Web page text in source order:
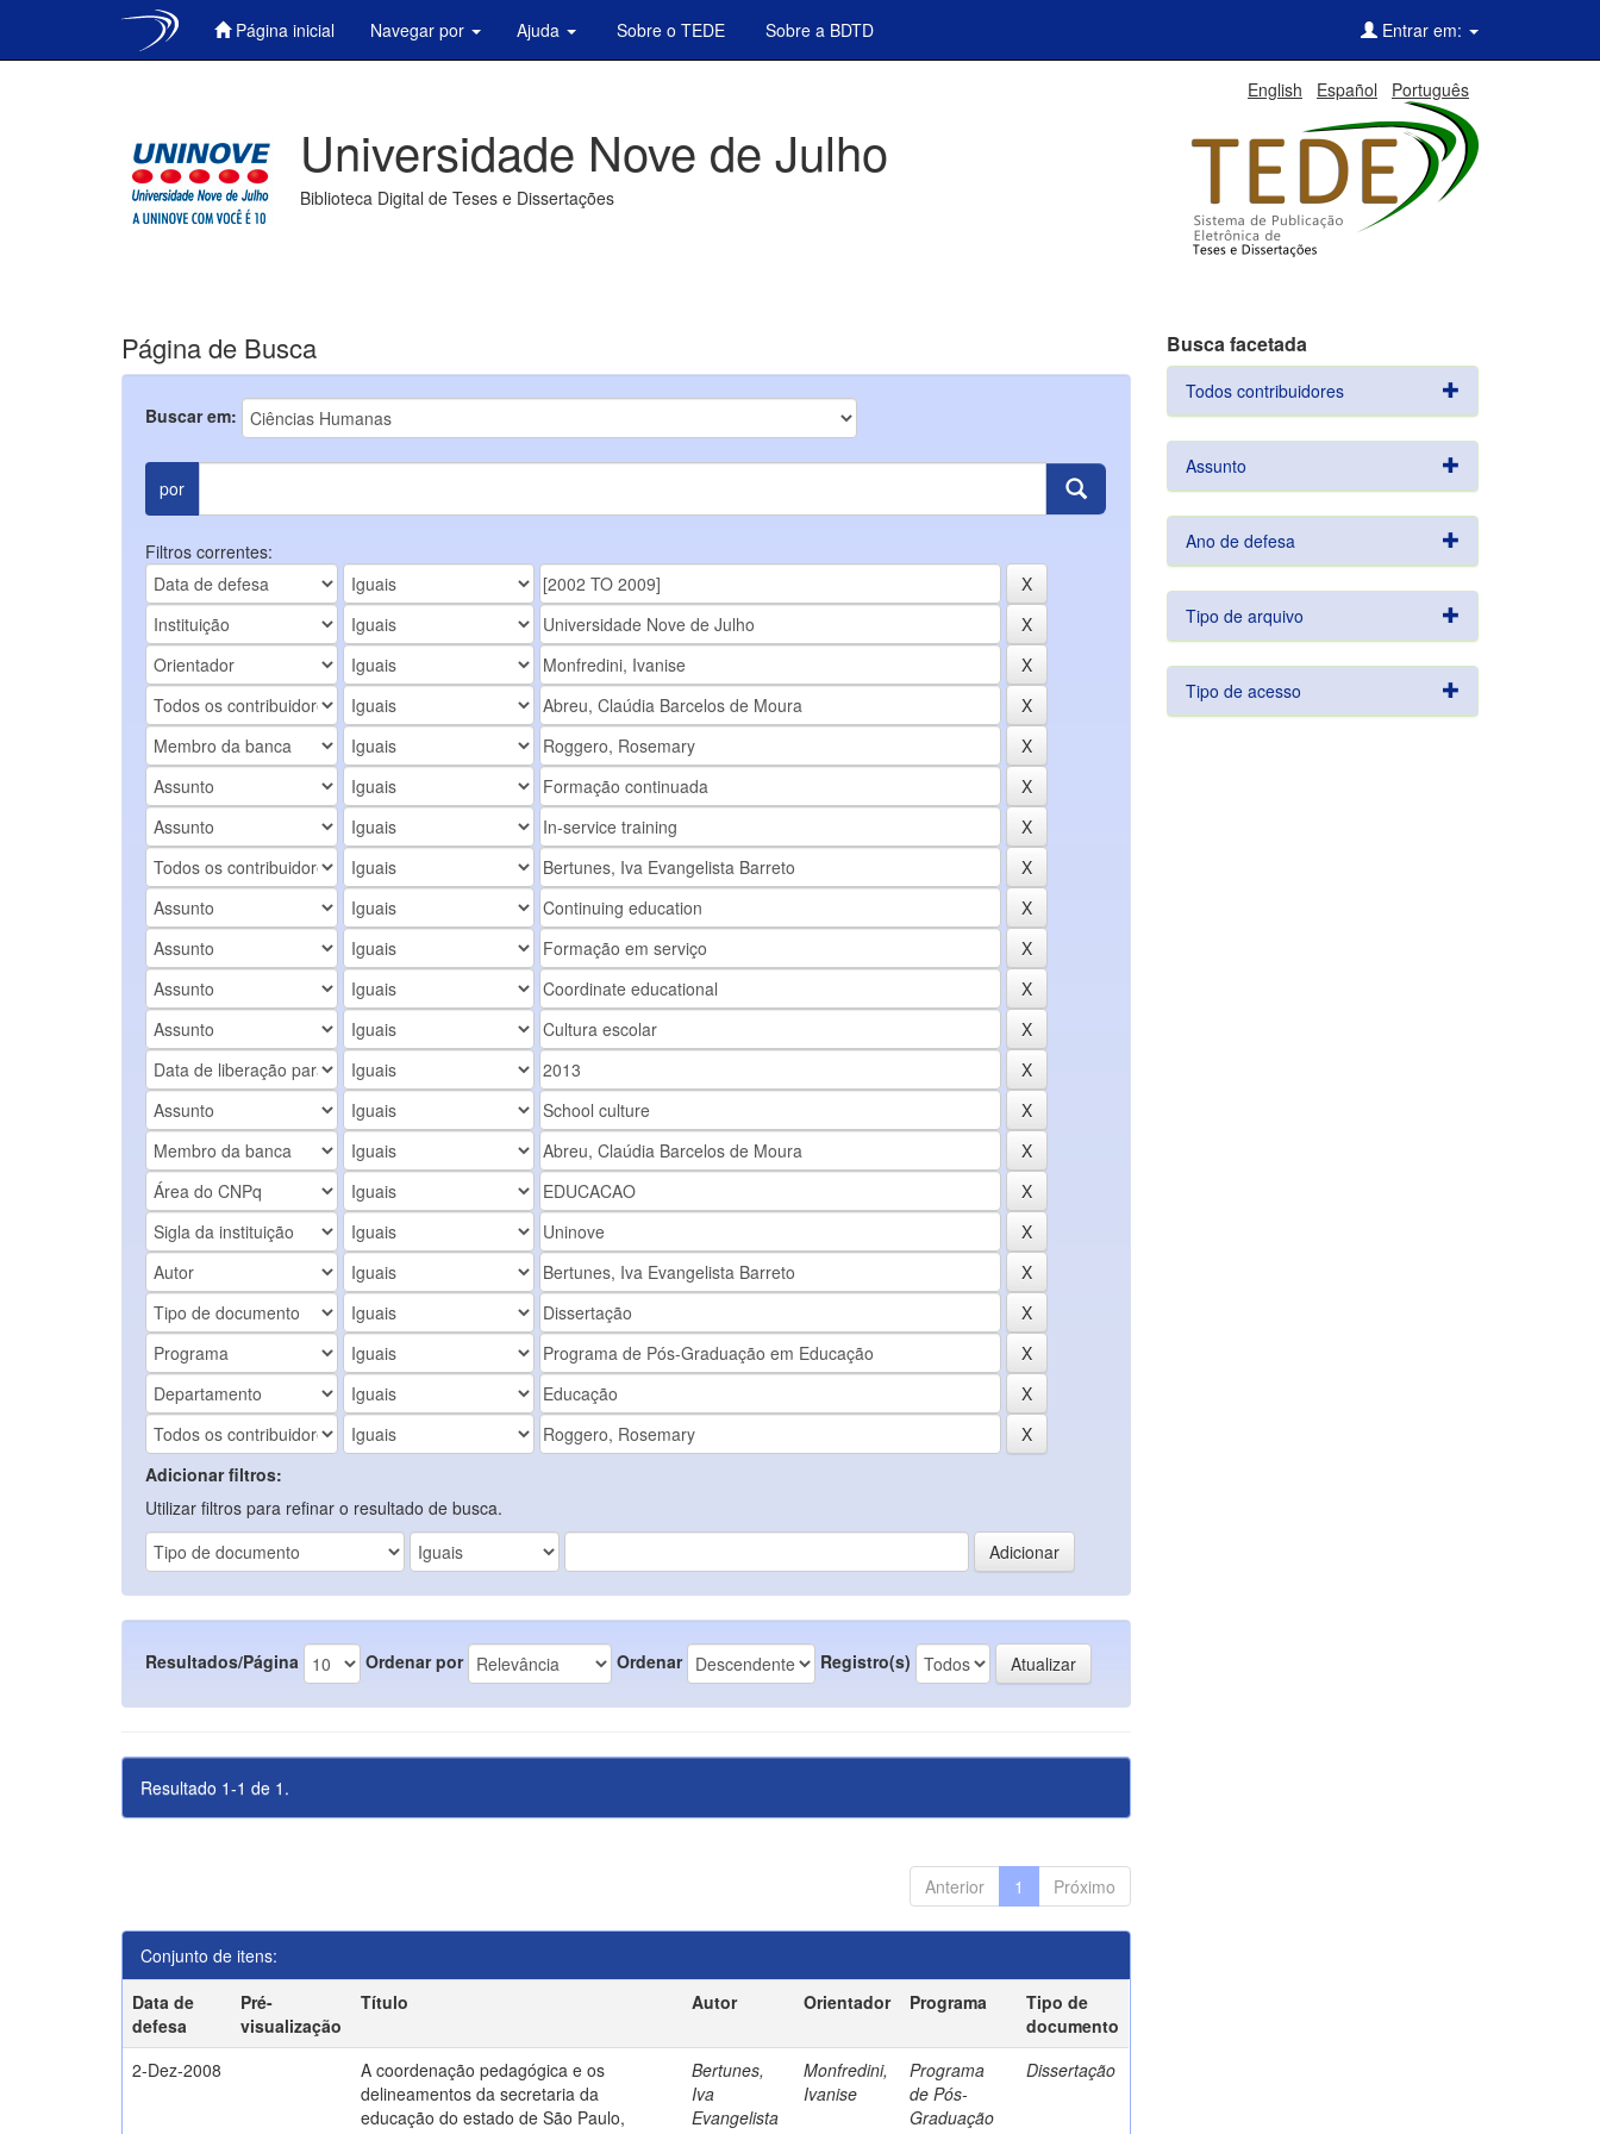
Página inicial Navegar por Ajuda Sobre o TEDE Sobre a BDTD Entrar em:
English Español Português
Universidade Nove de Julho
Biblioteca Digital de Teses e Dissertações
Página de Busca
Buscar em:
por
Filtros correntes:
Adicionar filtros:
Utilizar filtros para refinar o resultado de busca.
Resultados/Página Ordenar por Ordenar Registro(s)
Resultado 1-1 de 1.
Anterior 1 Próximo
Conjunto de itens:
Data de
defesa
Pré-
visualização
Título Autor Orientador Programa
Tipo de
documento
2-Dez-2008
A coordenação pedagógica e os
delineamentos da secretaria da
educação do estado de São Paulo,
Bertunes,
Iva
Evangelista
Monfredini,
Ivanise
Programa
de Pós-
Graduação
Dissertação
Busca facetada
Todos contribuidores
Assunto
Ano de defesa
Tipo de arquivo
Tipo de acesso